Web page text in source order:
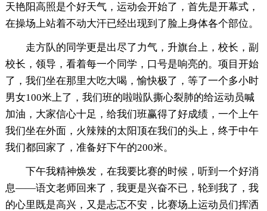
天艳阳高照是个好天气，运动会开始了，首先是开幕式，
在操场上站着不动大汗已经出现到了脸上身体各个部位。
走方队的同学更是出尽了力气，升旗台上，校长，副
校长，领导，看着每一个同学，口号是响亮的。项目开始
了，我们坐在那里大吃大喝，愉快极了，等了一个多小时
男女100米上了，我们班的啦啦队撕心裂肺的给运动员喊
加油，大家信心十足，给我们班赢得了好成绩，一个上午
我们坐在外面，火辣辣的太阳顶在我们的头上，终于中午
我们都回家了，准备好下午的200米。
下午我精神焕发，在我要比赛的时候，听到一个好消
息——语文老师回来了，我更是兴奋不已，轮到我了，我
的心里既是高兴，又是忐忑不安，比赛场上运动员们挥洒